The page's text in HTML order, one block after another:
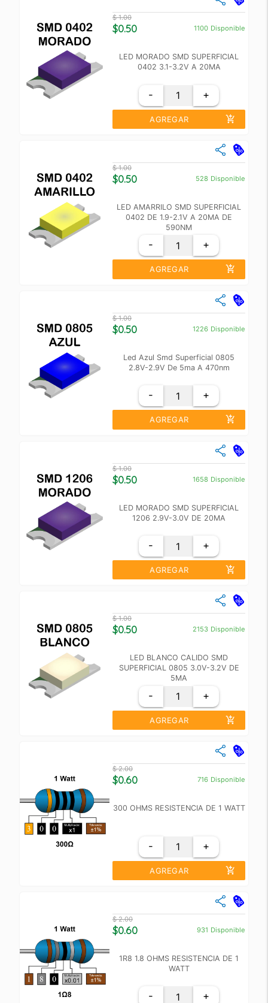
Precio Unidad
+10
+100
$ 1.00
$0.50 1100 Disponible
LED MORADO SMD SUPERFICIAL
0402 3.1-3.2V A 20MA
- +
AGREGAR add_shopping_cart
close
Precio Unidad
+10
+100
$ 1.00
$0.50 528 Disponible
LED AMARRILO SMD SUPERFICIAL
0402 DE 1.9-2.1V A 20MA DE
590NM
- +
AGREGAR add_shopping_cart
close
Precio Unidad
+10
+100
$ 1.00
$0.50 1226 Disponible
Led Azul Smd Superficial 0805
2.8V-2.9V De 5ma A 470nm
- +
AGREGAR add_shopping_cart
close
Precio Unidad
+10
+100
$ 1.00
$0.50 1658 Disponible
LED MORADO SMD SUPERFICIAL
1206 2.9V-3.0V DE 20MA
- +
AGREGAR add_shopping_cart
close
Precio Unidad
+10
+100
$ 1.00
$0.50 2153 Disponible
LED BLANCO CALIDO SMD
SUPERFICIAL 0805 3.0V-3.2V DE
5MA
- +
AGREGAR add_shopping_cart
close
Precio Unidad
+10
+100
$ 2.00
$0.60 716 Disponible
300 OHMS RESISTENCIA DE 1 WATT
- +
AGREGAR add_shopping_cart
close
Precio Unidad
+10
+100
$ 2.00
$0.60 931 Disponible
1R8 1.8 OHMS RESISTENCIA DE 1
WATT
- +